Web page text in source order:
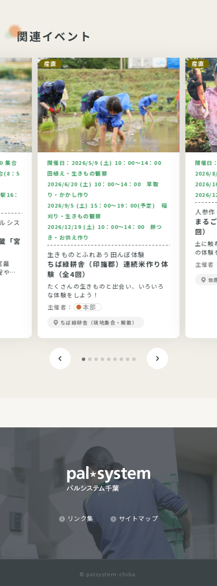
関連イベント
集合
(8：5
16：
「宮
醤
や醤
産直
開催日： 2026/5/9 (土) 10：00～14：00
田植え・生きもの観察
2026/6/20 (土) 10：00～14：00 草取
り・かかし作り
2026/9/5 (土) 15：00～19：00(予定) 稲
刈り・生きもの観察
2026/12/19 (土) 10：00～14：00 餅つ
き・お供え作り
生きものとふれあう田んぼ体験
ちば緑耕舎（印旛郡）連続米作り体
験（全4回）
たくさんの生きものと出会い、いろいろ
な体験をしよう！
主催者：
本部
ちば緑耕舎（現地集合・解散）
産直
開催日
2026/
2026/
2026/
人参
まる
回）
土に触
の体験
主催者
佐
リンク集 サイトマップ
© palsystem-chiba.